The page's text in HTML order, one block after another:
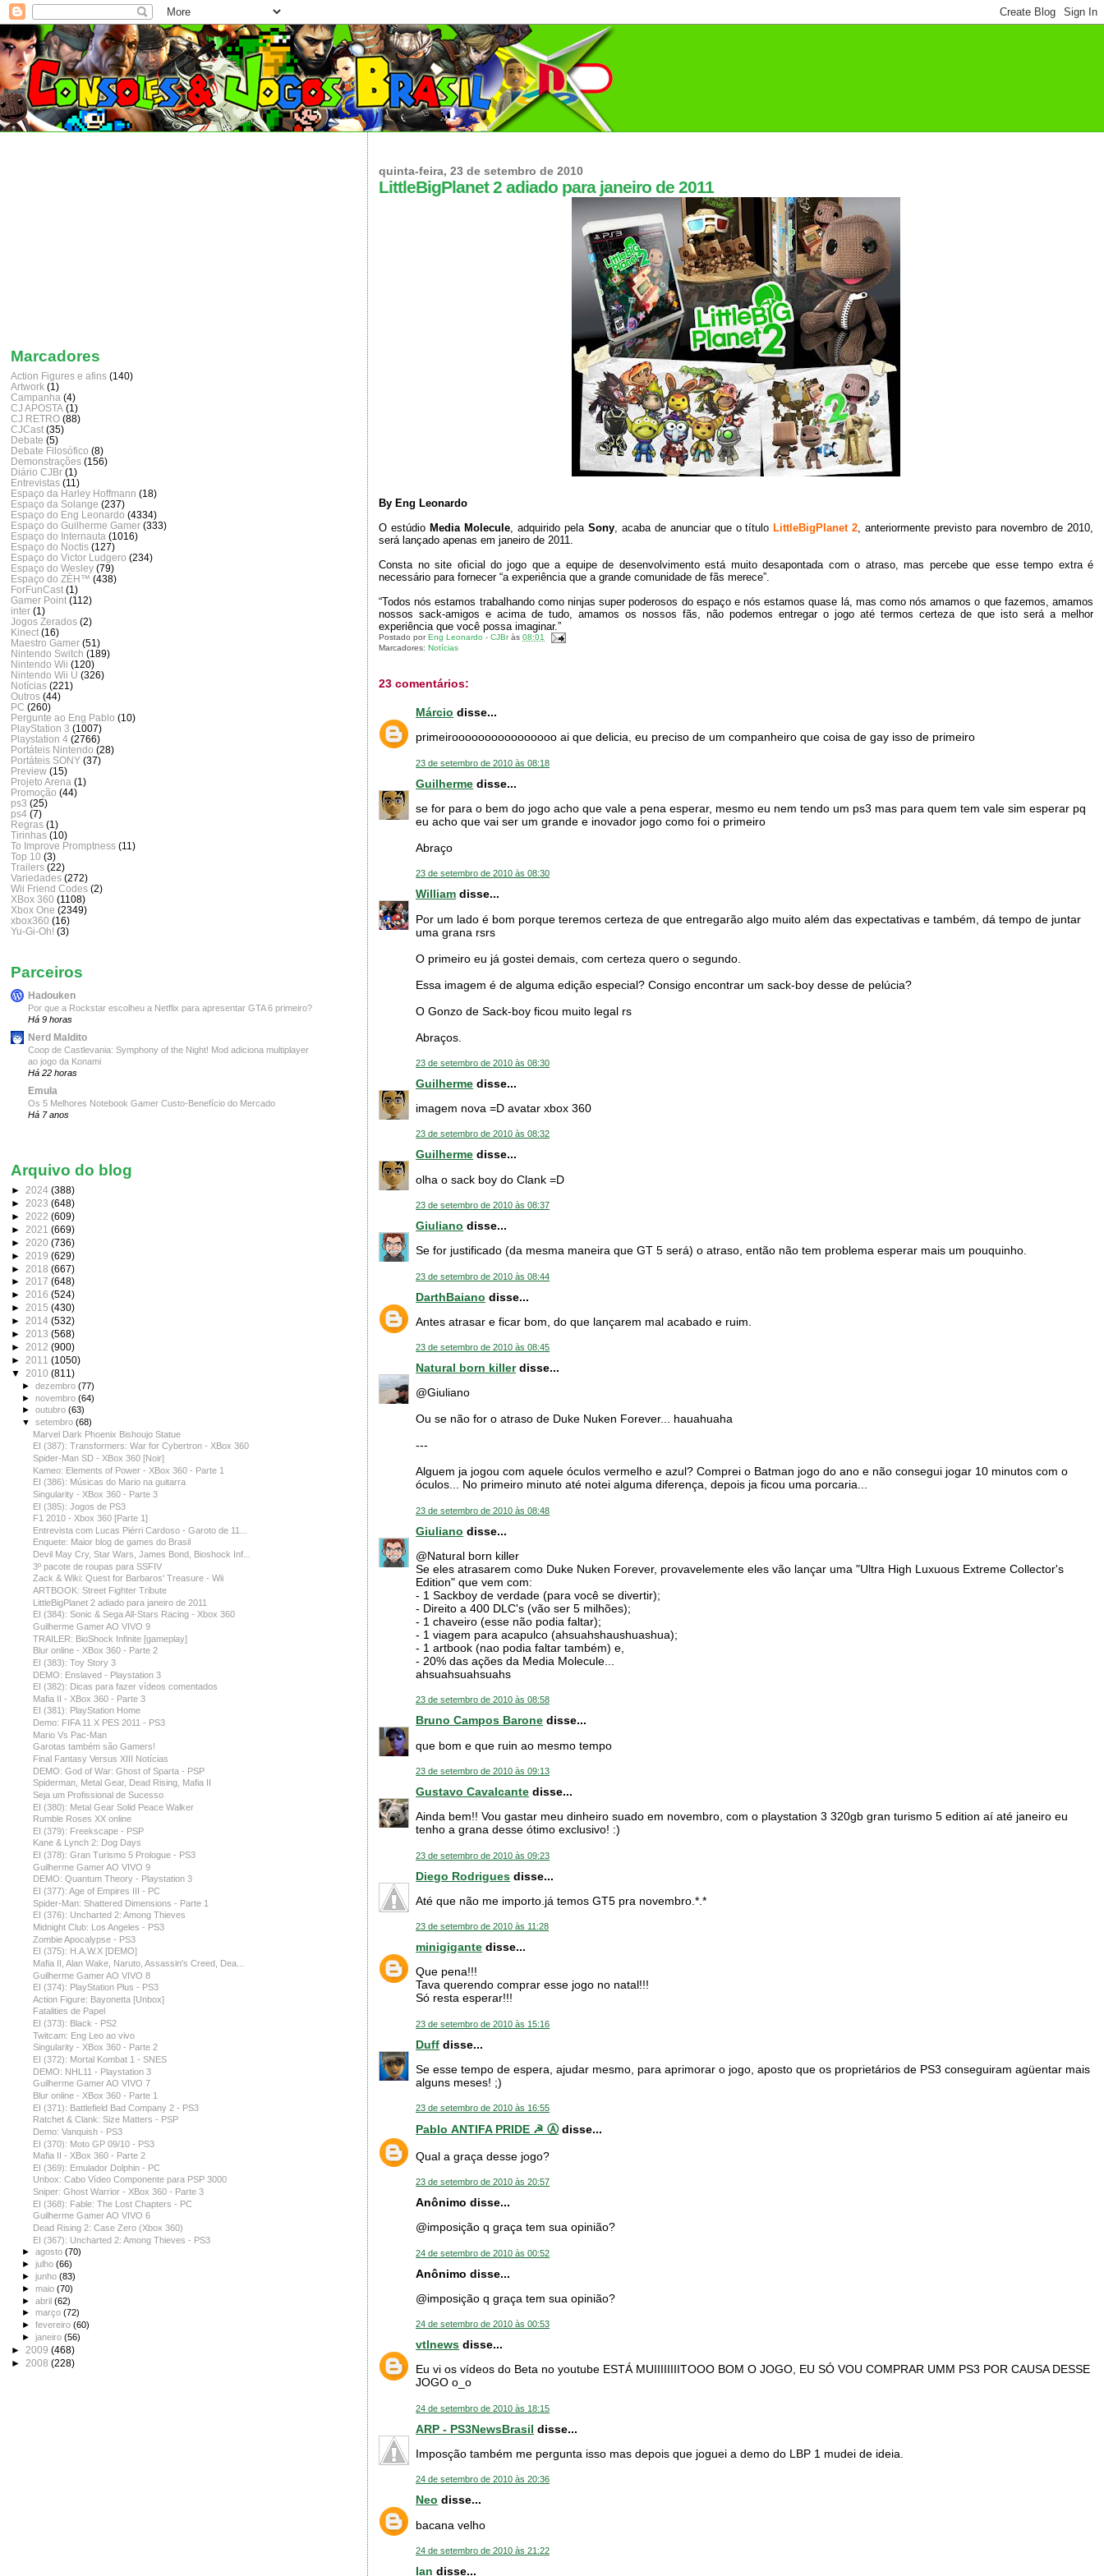
quinta-feira, 23 de setembro de 2010
LittleBigPlanet 2 adiado para janeiro de 2011
By Eng Leonardo
O estúdio Media Molecule, adquirido pela Sony, acaba de anunciar que o título LittleBigPlanet 2, anteriormente previsto para novembro de 2010,
será lançado apenas em janeiro de 2011.
Consta no site oficial do jogo que a equipe de desenvolvimento está muito desapontada com o atraso, mas percebe que esse tempo extra é
necessário para fornecer “a experiência que a grande comunidade de fãs merece”.
“Todos nós estamos trabalhando como ninjas super poderosos do espaço e nós estamos quase lá, mas como nós amamos o que fazemos, amamos
nossos sack-amigos e acima de tudo, amamos os nossos fãs, não podemos entregar o jogo até termos certeza de que isto será a melhor
experiência que você possa imaginar.”
Postado porEng Leonardo - CJBràs08:01
Marcadores:Notícias
23 comentários:
Márcio disse...
primeiroooooooooooooooo ai que delicia, eu preciso de um companheiro que coisa de gay isso de primeiro
23 de setembro de 2010 às 08:18
Guilherme disse...
se for para o bem do jogo acho que vale a pena esperar, mesmo eu nem tendo um ps3 mas para quem tem vale sim esperar pq
eu acho que vai ser um grande e inovador jogo como foi o primeiro
Abraço
23 de setembro de 2010 às 08:30
William disse...
Por um lado é bom porque teremos certeza de que entregarão algo muito além das expectativas e também, dá tempo de juntar
uma grana rsrs
O primeiro eu já gostei demais, com certeza quero o segundo.
Essa imagem é de alguma edição especial? Consigo encontrar um sack-boy desse de pelúcia?
O Gonzo de Sack-boy ficou muito legal rs
Abraços.
23 de setembro de 2010 às 08:30
Guilherme disse...
imagem nova =D avatar xbox 360
23 de setembro de 2010 às 08:32
Guilherme disse...
olha o sack boy do Clank =D
23 de setembro de 2010 às 08:37
Giuliano disse...
Se for justificado (da mesma maneira que GT 5 será) o atraso, então não tem problema esperar mais um pouquinho.
23 de setembro de 2010 às 08:44
DarthBaiano disse...
Antes atrasar e ficar bom, do que lançarem mal acabado e ruim.
23 de setembro de 2010 às 08:45
Natural born killerdisse...
@Giuliano
Ou se não for o atraso de Duke Nuken Forever... hauahuaha
---
Alguem ja jogou com aquele óculos vermelho e azul? Comprei o Batman jogo do ano e não consegui jogar 10 minutos com o
óculos... No primeiro minuto até notei alguma diferença, depois ja ficou uma porcaria...
23 de setembro de 2010 às 08:48
Giuliano disse...
@Natural born killer
Se eles atrasarem como Duke Nuken Forever, provavelemente eles vão lançar uma "Ultra High Luxuous Extreme Collector's
Edition" que vem com:
- 1 Sackboy de verdade (para você se divertir);
- Direito a 400 DLC's (vão ser 5 milhões);
- 1 chaveiro (esse não podia faltar);
- 1 viagem para acapulco (ahsuahshaushuashua);
- 1 artbook (nao podia faltar também) e,
- 20% das ações da Media Molecule...
ahsuahsuahsuahs
23 de setembro de 2010 às 08:58
Bruno Campos Barone disse...
que bom e que ruin ao mesmo tempo
23 de setembro de 2010 às 09:13
Gustavo Cavalcante disse...
Ainda bem!! Vou gastar meu dinheiro suado em novembro, com o playstation 3 320gb gran turismo 5 edition aí até janeiro eu
tenho a grana desse ótimo exclusivo! :)
23 de setembro de 2010 às 09:23
Diego Rodrigues disse...
Até que não me importo.já temos GT5 pra novembro.*.*
23 de setembro de 2010 às 11:28
minigigante disse...
Que pena!!!
Tava querendo comprar esse jogo no natal!!!
Só resta esperar!!!
23 de setembro de 2010 às 15:16
Duff disse...
Se esse tempo de espera, ajudar mesmo, para aprimorar o jogo, aposto que os proprietários de PS3 conseguiram agüentar mais
alguns meses! ;)
23 de setembro de 2010 às 16:55
Pablo ANTIFA PRIDE ☭ Ⓐdisse...
Qual a graça desse jogo?
23 de setembro de 2010 às 20:57
Anônimo disse...
@imposição q graça tem sua opinião?
24 de setembro de 2010 às 00:52
Anônimo disse...
@imposição q graça tem sua opinião?
24 de setembro de 2010 às 00:53
vtlnews disse...
Eu vi os vídeos do Beta no youtube ESTÁ MUIIIIIIIITOOO BOM O JOGO, EU SÓ VOU COMPRAR UMM PS3 POR CAUSA DESSE
JOGO o_o
24 de setembro de 2010 às 18:15
ARP - PS3NewsBrasil disse...
Imposção também me pergunta isso mas depois que joguei a demo do LBP 1 mudei de ideia.
24 de setembro de 2010 às 20:36
Neo disse...
bacana velho
24 de setembro de 2010 às 21:22
Ian disse...
Marcadores
Action Figures e afins (140)
Artwork (1)
Campanha (4)
CJ APOSTA (1)
CJ RETRO (88)
CJCast (35)
Debate (5)
Debate Filosófico (8)
Demonstrações (156)
Diário CJBr (1)
Entrevistas (11)
Espaço da Harley Hoffmann (18)
Espaço da Solange (237)
Espaço do Eng Leonardo (4334)
Espaço do Guilherme Gamer (333)
Espaço do Internauta (1016)
Espaço do Noctis (127)
Espaço do Victor Ludgero (234)
Espaço do Wesley (79)
Espaço do ZÈH™ (438)
ForFunCast (1)
Gamer Point (112)
inter (1)
Jogos Zerados (2)
Kinect (16)
Maestro Gamer (51)
Nintendo Switch (189)
Nintendo Wii (120)
Nintendo Wii U (326)
Notícias (221)
Outros (44)
PC (260)
Pergunte ao Eng Pablo (10)
PlayStation 3 (1007)
Playstation 4 (2766)
Portáteis Nintendo (28)
Portáteis SONY (37)
Preview (15)
Projeto Arena (1)
Promoção (44)
ps3 (25)
ps4 (7)
Regras (1)
Tirinhas (10)
To Improve Promptness (11)
Top 10 (3)
Trailers (22)
Variedades (272)
Wii Friend Codes (2)
XBox 360 (1108)
Xbox One (2349)
xbox360 (16)
Yu-Gi-Oh! (3)
Parceiros
Hadouken
Por que a Rockstar escolheu a Netflix para apresentar GTA 6 primeiro?
Há 9 horas
Nerd Maldito
Coop de Castlevania: Symphony of the Night! Mod adiciona multiplayer
ao jogo da Konami
Há 22 horas
Emula
Os 5 Melhores Notebook Gamer Custo-Benefício do Mercado
Há 7 anos
Arquivo do blog
► 2024 (388)
► 2023 (648)
► 2022 (609)
► 2021 (669)
► 2020 (736)
► 2019 (629)
► 2018 (667)
► 2017 (648)
► 2016 (524)
► 2015 (430)
► 2014 (532)
► 2013 (568)
► 2012 (900)
► 2011 (1050)
▼ 2010 (811)
►dezembro(77)
►novembro(64)
►outubro(63)
▼setembro(68)
Marvel Dark Phoenix Bishoujo Statue
EI (387): Transformers: War for Cybertron - XBox 360
Spider-Man SD - XBox 360 [Noir]
Kameo: Elements of Power - XBox 360 - Parte 1
EI (386): Músicas do Mario na guitarra
Singularity - XBox 360 - Parte 3
EI (385): Jogos de PS3
F1 2010 - Xbox 360 [Parte 1]
Entrevista com Lucas Piérri Cardoso - Garoto de 11...
Enquete: Maior blog de games do Brasil
Devil May Cry, Star Wars, James Bond, Bioshock Inf...
3º pacote de roupas para SSFIV
Zack & Wiki: Quest for Barbaros' Treasure - Wii
ARTBOOK: Street Fighter Tribute
LittleBigPlanet 2 adiado para janeiro de 2011
EI (384): Sonic & Sega All-Stars Racing - Xbox 360
Guilherme Gamer AO VIVO 9
TRAILER: BioShock Infinite [gameplay]
Blur online - XBox 360 - Parte 2
EI (383): Toy Story 3
DEMO: Enslaved - Playstation 3
EI (382): Dicas para fazer vídeos comentados
Mafia II - XBox 360 - Parte 3
EI (381): PlayStation Home
Demo: FIFA 11 X PES 2011 - PS3
Mario Vs Pac-Man
Garotas também são Gamers!
Final Fantasy Versus XIII Notícias
DEMO: God of War: Ghost of Sparta - PSP
Spiderman, Metal Gear, Dead Rising, Mafia II
Seja um Profissional de Sucesso
EI (380): Metal Gear Solid Peace Walker
Rumble Roses XX online
EI (379): Freekscape - PSP
Kane & Lynch 2: Dog Days
EI (378): Gran Turismo 5 Prologue - PS3
Guilherme Gamer AO VIVO 9
DEMO: Quantum Theory - Playstation 3
EI (377): Age of Empires III - PC
Spider-Man: Shattered Dimensions - Parte 1
EI (376): Uncharted 2: Among Thieves
Midnight Club: Los Angeles - PS3
Zombie Apocalypse - PS3
EI (375): H.A.W.X [DEMO]
Mafia II, Alan Wake, Naruto, Assassin's Creed, Dea...
Guilherme Gamer AO VIVO 8
EI (374): PlayStation Plus - PS3
Action Figure: Bayonetta [Unbox]
Fatalities de Papel
EI (373): Black - PS2
Twitcam: Eng Leo ao vivo
Singularity - XBox 360 - Parte 2
EI (372): Mortal Kombat 1 - SNES
DEMO: NHL11 - Playstation 3
Guilherme Gamer AO VIVO 7
Blur online - XBox 360 - Parte 1
EI (371): Battlefield Bad Company 2 - PS3
Ratchet & Clank: Size Matters - PSP
Demo: Vanquish - PS3
EI (370): Moto GP 09/10 - PS3
Mafia II - XBox 360 - Parte 2
EI (369): Emulador Dolphin - PC
Unbox: Cabo Vídeo Componente para PSP 3000
Sniper: Ghost Warrior - XBox 360 - Parte 3
EI (368): Fable: The Lost Chapters - PC
Guilherme Gamer AO VIVO 6
Dead Rising 2: Case Zero (Xbox 360)
EI (367): Uncharted 2: Among Thieves - PS3
►agosto(70)
►julho(66)
►junho(83)
►maio(70)
►abril(62)
►março(72)
►fevereiro(60)
►janeiro(56)
► 2009 (468)
► 2008 (228)